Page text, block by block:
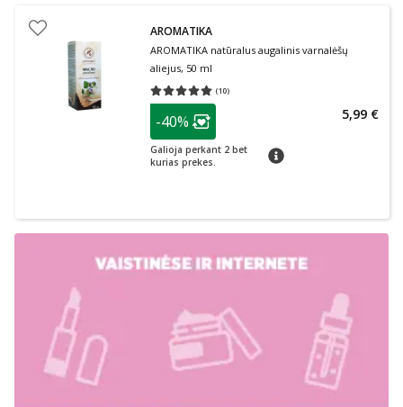
AROMATIKA
AROMATIKA natūralus augalinis varnalėšų
aliejus, 50 ml
(10)
Vidutinis įvertinimas 5.00
patarimas
Lojalumo klubo narių nuolaida
-40%
Galioja perkant 2 bet
kurias prekes.
patarimas
5,99 €